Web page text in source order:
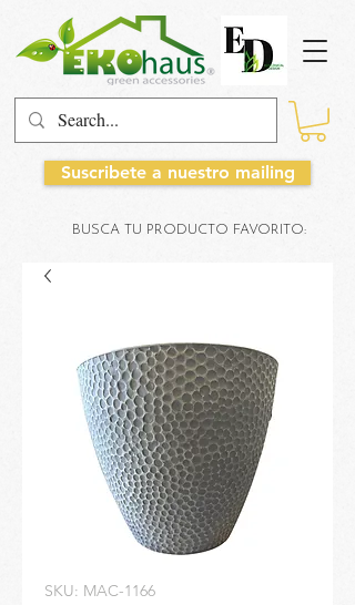
Suscribete a nuestro mailing
BUSCA TU PRODUCTO FAVORITO:
SKU: MAC-1166